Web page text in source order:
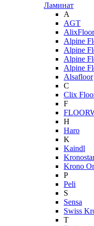
Ламинат
A
AGT
AlixFloor
Alpine
Alpine
Alpine
Alpine
Alsafloor
C
Clix
F
H
Haro
K
Kaindl
Krono
P
Peli
S
Sensa
Swiss
T